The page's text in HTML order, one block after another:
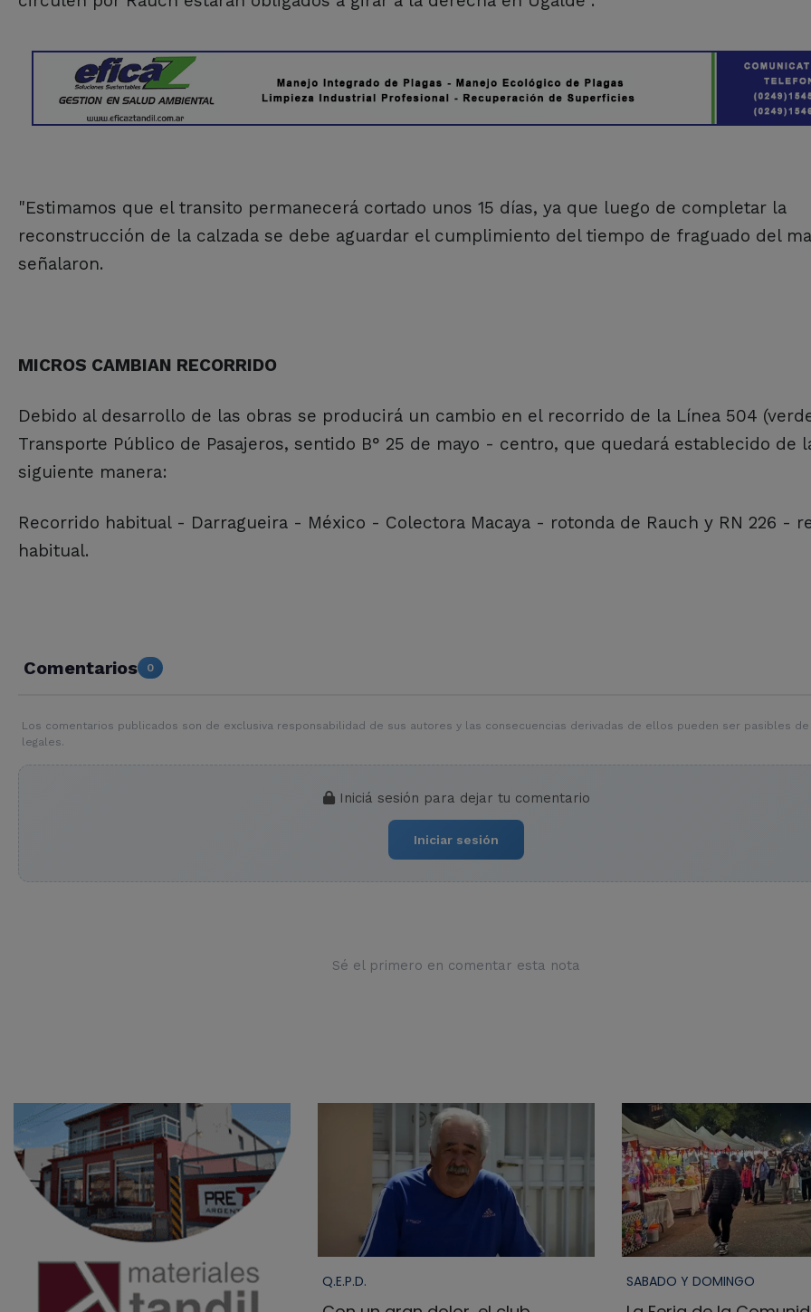
"Estimamos que el transito permanecerá cortado unos 15 días, ya que luego de completar la
reconstrucción de la calzada se debe aguardar el cumplimiento del tiempo de fraguado del
señalaron.
MICROS CAMBIAN RECORRIDO
Debido al desarrollo de las obras se producirá un cambio en el recorrido de la Línea 504
Transporte Público de Pasajeros, sentido B° 25 de mayo - centro, que quedará establecido de
siguiente manera:
Recorrido habitual - Darragueira - México - Colectora Macaya - rotonda de Rauch y RN 226 -
habitual.
Comentarios 0
Los comentarios publicados son de exclusiva responsabilidad de sus autores y las consecuencias derivadas de ellos pueden ser pasibles de
legales.
Iniciá sesión para dejar tu comentario
Iniciar sesión
Sé el primero en comentar esta nota
Q.E.P.D. SABADO Y DOMINGO